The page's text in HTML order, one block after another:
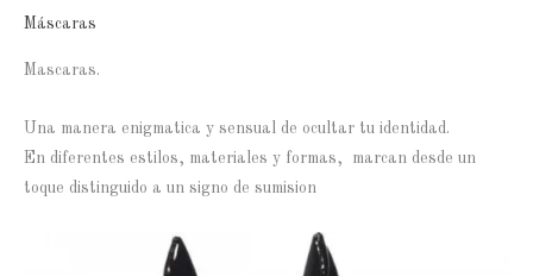
Máscaras
Mascaras.
Una manera enigmatica y sensual de ocultar tu identidad.
En diferentes estilos, materiales y formas, marcan desde un
toque distinguido a un signo de sumision